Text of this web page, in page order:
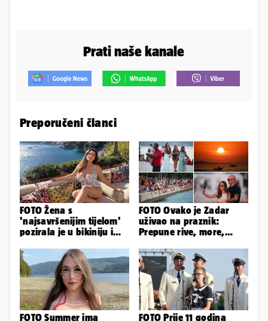
Prati naše kanale
Preporučeni članci
FOTO Žena s
'najsavršenijim tijelom'
pozirala je u bikiniju i
obline...
FOTO Ovako je Zadar
uživao na praznik:
Prepune rive, more,
sunca
FOTO Summer ima FOTO Prije 11 godina